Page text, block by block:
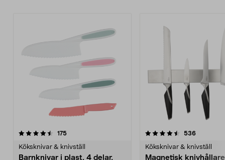
175recensioner
Köksknivar & knivställ
Barnknivar i plast, 4 delar,
4.5 av 5 stjärnor 536
Köksknivar & knivställ
Magnetisk
4.5 av 5 stjärnor